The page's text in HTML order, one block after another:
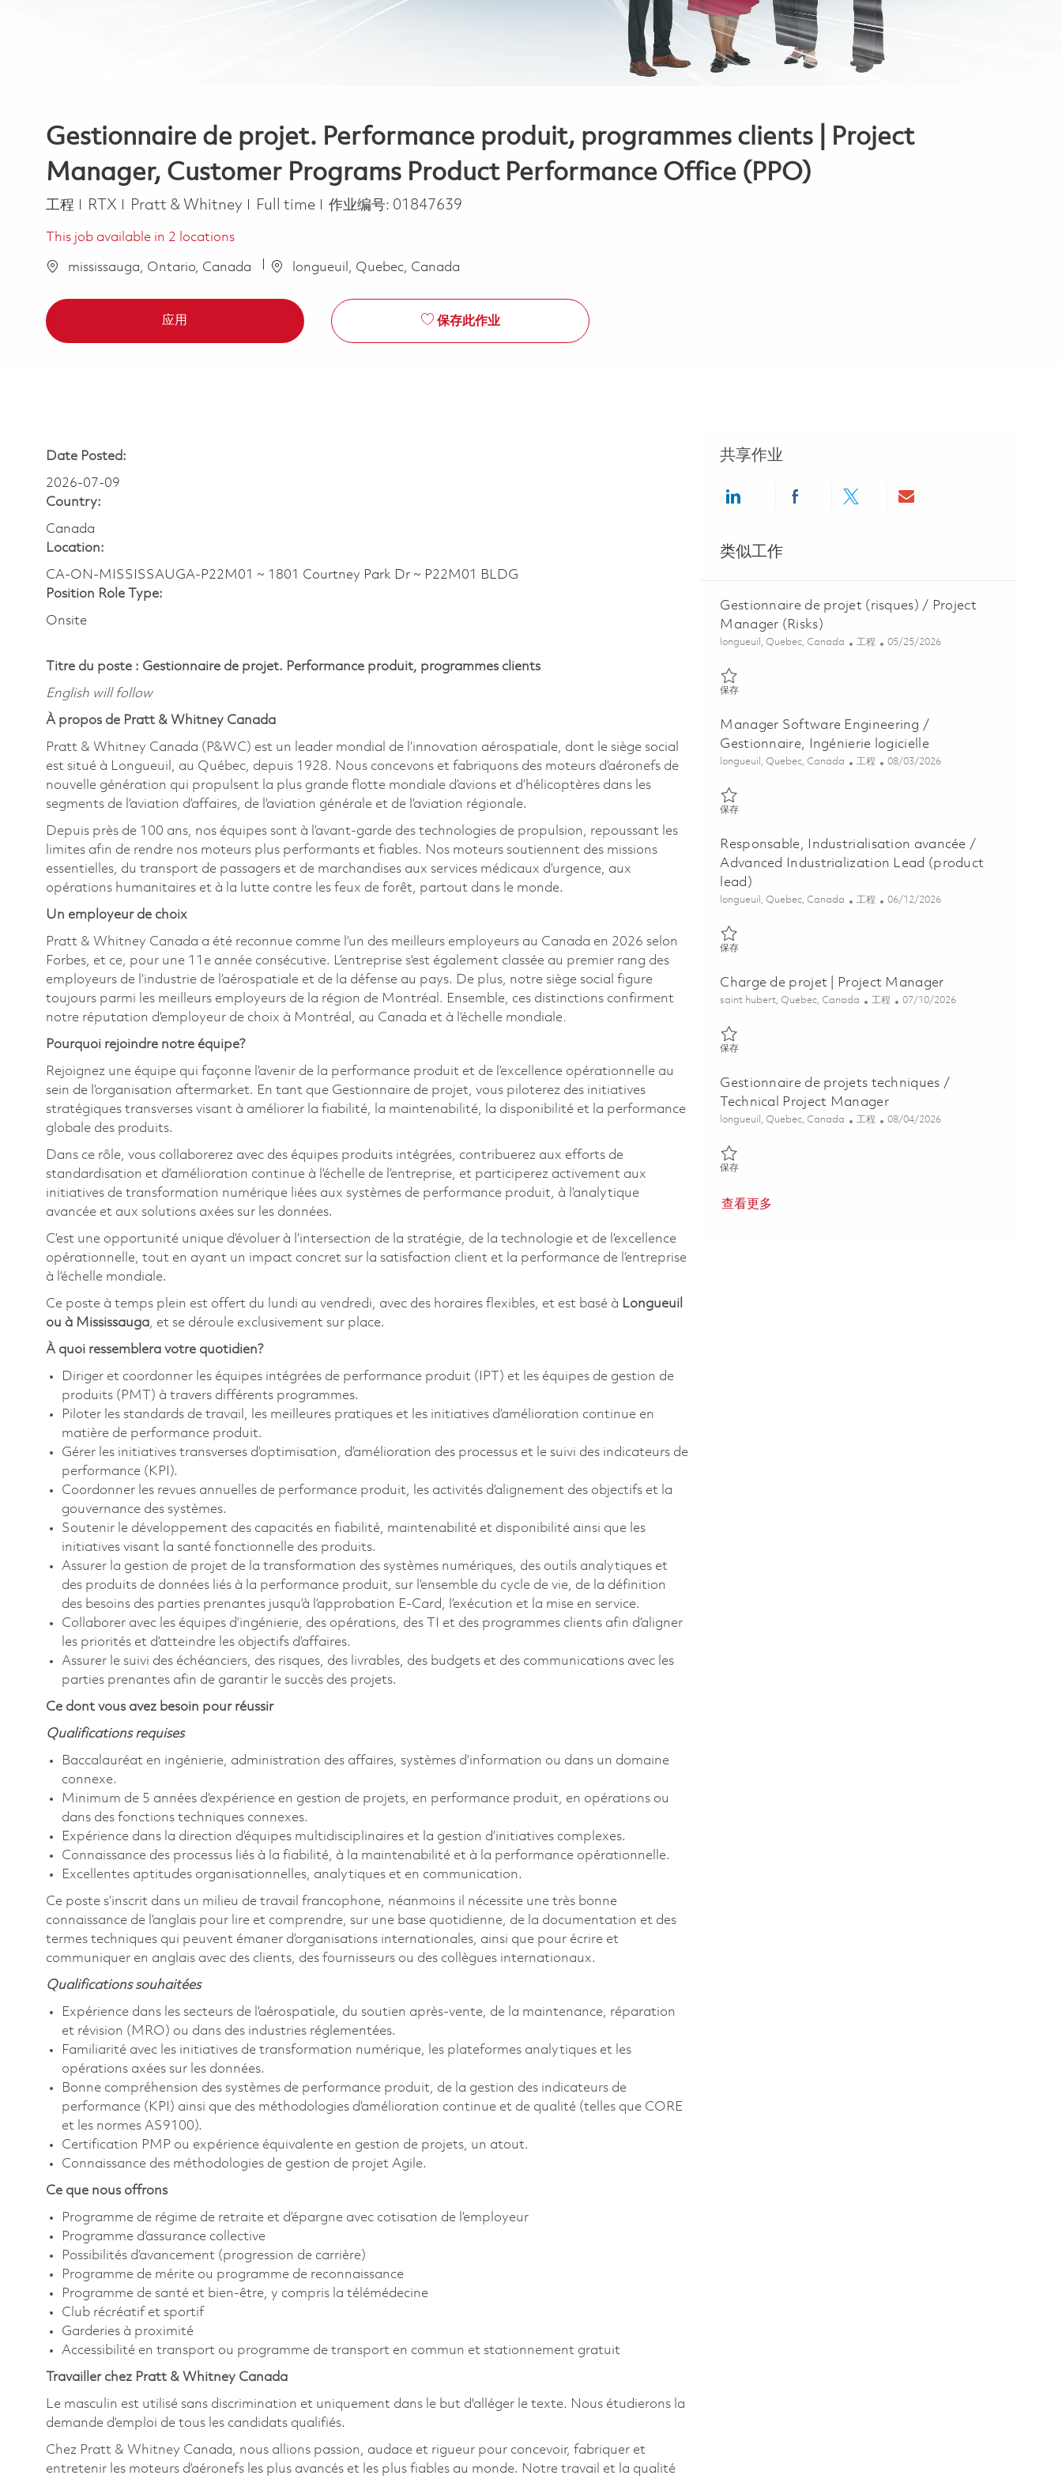
Gestionnaire de projet. Performance produit, programmes clients | Project
Manager, Customer Programs Product Performance Office (PPO)
类别
工程 RTX Pratt & Whitney Job Type
Full time 作业编号: 01847639
This job available in 2 locations
mississauga, Ontario, Canada longueuil, Quebec, Canada
应用 保存此作业
Date Posted:
2026-07-09
Country:
Canada
Location:
CA-ON-MISSISSAUGA-P22M01 ~ 1801 Courtney Park Dr ~ P22M01 BLDG
Position Role Type:
Onsite
Titre du poste : Gestionnaire de projet. Performance produit, programmes clients
English will follow
À propos de Pratt & Whitney Canada
Pratt & Whitney Canada (P&WC) est un leader mondial de l’innovation aérospatiale, dont le siège social
est situé à Longueuil, au Québec, depuis 1928. Nous concevons et fabriquons des moteurs d’aéronefs de
nouvelle génération qui propulsent la plus grande flotte mondiale d’avions et d’hélicoptères dans les
segments de l’aviation d’affaires, de l’aviation générale et de l’aviation régionale.
Depuis près de 100 ans, nos équipes sont à l’avant-garde des technologies de propulsion, repoussant les
limites afin de rendre nos moteurs plus performants et fiables. Nos moteurs soutiennent des missions
essentielles, du transport de passagers et de marchandises aux services médicaux d’urgence, aux
opérations humanitaires et à la lutte contre les feux de forêt, partout dans le monde.
Un employeur de choix
Pratt & Whitney Canada a été reconnue comme l’un des meilleurs employeurs au Canada en 2026 selon
Forbes, et ce, pour une 11e année consécutive. L’entreprise s’est également classée au premier rang des
employeurs de l’industrie de l’aérospatiale et de la défense au pays. De plus, notre siège social figure
toujours parmi les meilleurs employeurs de la région de Montréal. Ensemble, ces distinctions confirment
notre réputation d’employeur de choix à Montréal, au Canada et à l’échelle mondiale.
Pourquoi rejoindre notre équipe?
Rejoignez une équipe qui façonne l’avenir de la performance produit et de l’excellence opérationnelle au
sein de l’organisation aftermarket. En tant que Gestionnaire de projet, vous piloterez des initiatives
stratégiques transverses visant à améliorer la fiabilité, la maintenabilité, la disponibilité et la performance
globale des produits.
Dans ce rôle, vous collaborerez avec des équipes produits intégrées, contribuerez aux efforts de
standardisation et d’amélioration continue à l’échelle de l’entreprise, et participerez activement aux
initiatives de transformation numérique liées aux systèmes de performance produit, à l’analytique
avancée et aux solutions axées sur les données.
C’est une opportunité unique d’évoluer à l’intersection de la stratégie, de la technologie et de l’excellence
opérationnelle, tout en ayant un impact concret sur la satisfaction client et la performance de l’entreprise
à l’échelle mondiale.
Ce poste à temps plein est offert du lundi au vendredi, avec des horaires flexibles, et est basé à Longueuil
ou à Mississauga, et se déroule exclusivement sur place.
À quoi ressemblera votre quotidien?
Diriger et coordonner les équipes intégrées de performance produit (IPT) et les équipes de gestion de
produits (PMT) à travers différents programmes.
Piloter les standards de travail, les meilleures pratiques et les initiatives d’amélioration continue en
matière de performance produit.
Gérer les initiatives transverses d’optimisation, d’amélioration des processus et le suivi des indicateurs de
performance (KPI).
Coordonner les revues annuelles de performance produit, les activités d’alignement des objectifs et la
gouvernance des systèmes.
Soutenir le développement des capacités en fiabilité, maintenabilité et disponibilité ainsi que les
initiatives visant la santé fonctionnelle des produits.
Assurer la gestion de projet de la transformation des systèmes numériques, des outils analytiques et
des produits de données liés à la performance produit, sur l’ensemble du cycle de vie, de la définition
des besoins des parties prenantes jusqu’à l’approbation E-Card, l’exécution et la mise en service.
Collaborer avec les équipes d’ingénierie, des opérations, des TI et des programmes clients afin d’aligner
les priorités et d’atteindre les objectifs d’affaires.
Assurer le suivi des échéanciers, des risques, des livrables, des budgets et des communications avec les
parties prenantes afin de garantir le succès des projets.
Ce dont vous avez besoin pour réussir
Qualifications requises
Baccalauréat en ingénierie, administration des affaires, systèmes d’information ou dans un domaine
connexe.
Minimum de 5 années d’expérience en gestion de projets, en performance produit, en opérations ou
dans des fonctions techniques connexes.
Expérience dans la direction d’équipes multidisciplinaires et la gestion d’initiatives complexes.
Connaissance des processus liés à la fiabilité, à la maintenabilité et à la performance opérationnelle.
Excellentes aptitudes organisationnelles, analytiques et en communication.
Ce poste s’inscrit dans un milieu de travail francophone, néanmoins il nécessite une très bonne
connaissance de l’anglais pour lire et comprendre, sur une base quotidienne, de la documentation et des
termes techniques qui peuvent émaner d’organisations internationales, ainsi que pour écrire et
communiquer en anglais avec des clients, des fournisseurs ou des collègues internationaux.
Qualifications souhaitées
Expérience dans les secteurs de l’aérospatiale, du soutien après-vente, de la maintenance, réparation
et révision (MRO) ou dans des industries réglementées.
Familiarité avec les initiatives de transformation numérique, les plateformes analytiques et les
opérations axées sur les données.
Bonne compréhension des systèmes de performance produit, de la gestion des indicateurs de
performance (KPI) ainsi que des méthodologies d’amélioration continue et de qualité (telles que CORE
et les normes AS9100).
Certification PMP ou expérience équivalente en gestion de projets, un atout.
Connaissance des méthodologies de gestion de projet Agile.
Ce que nous offrons
Programme de régime de retraite et d’épargne avec cotisation de l’employeur
Programme d’assurance collective
Possibilités d’avancement (progression de carrière)
Programme de mérite ou programme de reconnaissance
Programme de santé et bien-être, y compris la télémédecine
Club récréatif et sportif
Garderies à proximité
Accessibilité en transport ou programme de transport en commun et stationnement gratuit
Travailler chez Pratt & Whitney Canada
Le masculin est utilisé sans discrimination et uniquement dans le but d'alléger le texte. Nous étudierons la
demande d’emploi de tous les candidats qualifiés.
Chez Pratt & Whitney Canada, nous allions passion, audace et rigueur pour concevoir, fabriquer et
entretenir les moteurs d’aéronefs les plus avancés et les plus fiables au monde. Notre travail et la qualité
共享作业
Share via LinkedInShare via Facebook
Share via twitterShare via email
类似工作
Gestionnaire de projet (risques) / Project
Manager (Risks)
位置
longueuil, Quebec, Canada 类别
工程 Posted Date
05/25/2026
保存保存 Gestionnaire de projet (risques) / Project Manager (Risks)
Manager Software Engineering /
Gestionnaire, Ingénierie logicielle
位置
longueuil, Quebec, Canada 类别
工程 Posted Date
08/03/2026
保存保存 Manager Software Engineering / Gestionnaire, Ingénierie
Responsable, Industrialisation avancée /
Advanced Industrialization Lead (product
lead)
位置
longueuil, Quebec, Canada 类别
工程 Posted Date
06/12/2026
保存保存 Responsable, Industrialisation avancée / Advanced
Charge de projet | Project Manager
位置
saint hubert, Quebec, Canada 类别
工程 Posted Date
07/10/2026
保存保存 Charge de projet | Project Manager 01856787
Gestionnaire de projets techniques /
Technical Project Manager
位置
longueuil, Quebec, Canada 类别
工程 Posted Date
08/04/2026
保存保存 Gestionnaire de projets techniques / Technical Project Manager
查看更多